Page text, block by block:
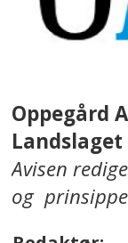
Oppegård
Avisen
og